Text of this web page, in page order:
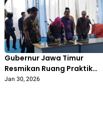
Sosial
Gubernur Jawa Timur
Resmikan Ruang Praktik
Siswa TKR Berstandar
Jan 30, 2026